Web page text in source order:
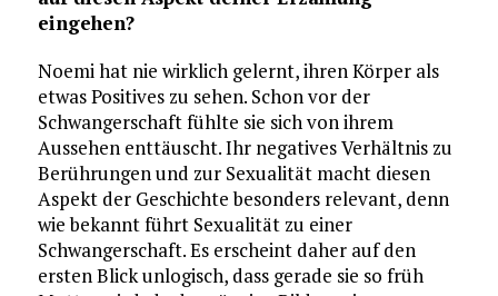
eingehen?
Noemi hat nie wirklich gelernt, ihren Körper als
etwas Positives zu sehen. Schon vor der
Schwangerschaft fühlte sie sich von ihrem
Aussehen enttäuscht. Ihr negatives Verhältnis zu
Berührungen und zur Sexualität macht diesen
Aspekt der Geschichte besonders relevant, denn
wie bekannt führt Sexualität zu einer
Schwangerschaft. Es erscheint daher auf den
ersten Blick unlogisch, dass gerade sie so früh